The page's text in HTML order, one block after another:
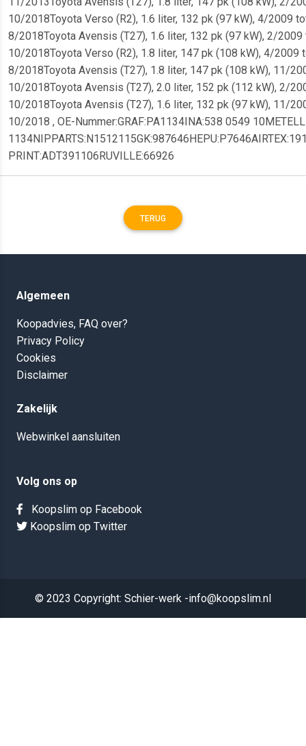
10/2018Toyota Verso (R2), 1.6 liter, 132 pk (97 kW), 4/2009
8/2018Toyota Avensis (T27), 1.6 liter, 132 pk (97 kW), 2/2009
10/2018Toyota Verso (R2), 1.8 liter, 147 pk (108 kW), 4/2009
8/2018Toyota Avensis (T27), 1.8 liter, 147 pk (108 kW), 11/
10/2018Toyota Avensis (T27), 2.0 liter, 152 pk (112 kW), 2/
10/2018Toyota Avensis (T27), 1.6 liter, 132 pk (97 kW), 11/
10/2018 , OE-Nummer:GRAF:PA1134INA:538 0549
PRINT:ADT391106RUVILLE:66926
TERUG
Algemeen
Koopadvies, FAQ over?
Privacy Policy
Cookies
Disclaimer
Zakelijk
Webwinkel aansluiten
Volg ons op
Koopslim op Facebook
Koopslim op Twitter
© 2023 Copyright: Schier-werk -info@koopslim.nl